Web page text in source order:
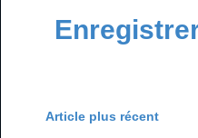
Article plus récent